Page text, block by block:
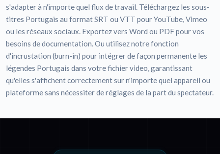
s'adapter à n'importe quel flux de travail. Téléchargez les sous-
titres Portugais au format SRT ou VTT pour YouTube, Vimeo
ou les réseaux sociaux. Exportez vers Word ou PDF pour vos
besoins de documentation. Ou utilisez notre fonction
d'incrustation (burn-in) pour intégrer de façon permanente les
légendes Portugais dans votre fichier video, garantissant
qu'elles s'affichent correctement sur n'importe quel appareil ou
plateforme sans nécessiter de réglages de la part du spectateur.